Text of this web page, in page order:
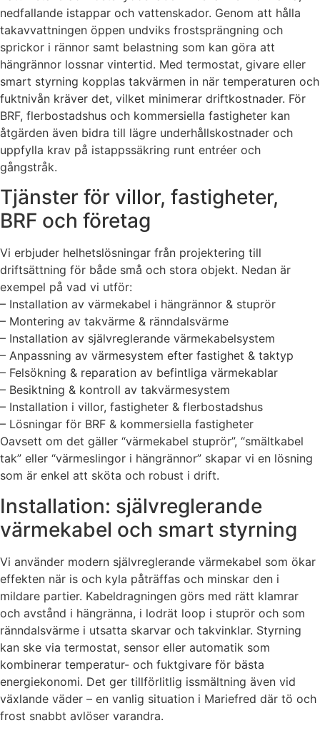
nedfallande istappar och vattenskador. Genom att hålla
takavvattningen öppen undviks frostsprängning och
sprickor i rännor samt belastning som kan göra att
hängrännor lossnar vintertid. Med termostat, givare eller
smart styrning kopplas takvärmen in när temperaturen och
fuktnivån kräver det, vilket minimerar driftkostnader. För
BRF, flerbostadshus och kommersiella fastigheter kan
åtgärden även bidra till lägre underhållskostnader och
uppfylla krav på istappssäkring runt entréer och
gångstråk.
Tjänster för villor, fastigheter,
BRF och företag
Vi erbjuder helhetslösningar från projektering till
driftsättning för både små och stora objekt. Nedan är
exempel på vad vi utför:
– Installation av värmekabel i hängrännor & stuprör
– Montering av takvärme & ränndalsvärme
– Installation av självreglerande värmekabelsystem
– Anpassning av värmesystem efter fastighet & taktyp
– Felsökning & reparation av befintliga värmekablar
– Besiktning & kontroll av takvärmesystem
– Installation i villor, fastigheter & flerbostadshus
– Lösningar för BRF & kommersiella fastigheter
Oavsett om det gäller “värmekabel stuprör”, “smältkabel
tak” eller “värmeslingor i hängrännor” skapar vi en lösning
som är enkel att sköta och robust i drift.
Installation: självreglerande
värmekabel och smart styrning
Vi använder modern självreglerande värmekabel som ökar
effekten när is och kyla påträffas och minskar den i
mildare partier. Kabeldragningen görs med rätt klamrar
och avstånd i hängränna, i lodrät loop i stuprör och som
ränndalsvärme i utsatta skarvar och takvinklar. Styrning
kan ske via termostat, sensor eller automatik som
kombinerar temperatur- och fuktgivare för bästa
energiekonomi. Det ger tillförlitlig issmältning även vid
växlande väder – en vanlig situation i Mariefred där tö och
frost snabbt avlöser varandra.